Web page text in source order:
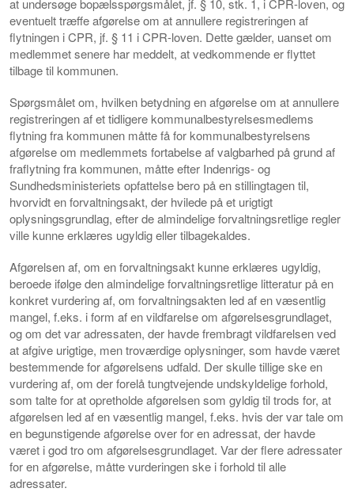
at undersøge bopælsspørgsmålet, jf. § 10, stk. 1, i CPR-loven, og
eventuelt træffe afgørelse om at annullere registreringen af
flytningen i CPR, jf. § 11 i CPR-loven. Dette gælder, uanset om
medlemmet senere har meddelt, at vedkommende er flyttet
tilbage til kommunen.
Spørgsmålet om, hvilken betydning en afgørelse om at annullere
registreringen af et tidligere kommunalbestyrelsesmedlems
flytning fra kommunen måtte få for kommunalbestyrelsens
afgørelse om medlemmets fortabelse af valgbarhed på grund af
fraflytning fra kommunen, måtte efter Indenrigs- og
Sundhedsministeriets opfattelse bero på en stillingtagen til,
hvorvidt en forvaltningsakt, der hvilede på et urigtigt
oplysningsgrundlag, efter de almindelige forvaltningsretlige regler
ville kunne erklæres ugyldig eller tilbagekaldes.
Afgørelsen af, om en forvaltningsakt kunne erklæres ugyldig,
beroede ifølge den almindelige forvaltningsretlige litteratur på en
konkret vurdering af, om forvaltningsakten led af en væsentlig
mangel, f.eks. i form af en vildfarelse om afgørelsesgrundlaget,
og om det var adressaten, der havde frembragt vildfarelsen ved
at afgive urigtige, men troværdige oplysninger, som havde været
bestemmende for afgørelsens udfald. Der skulle tillige ske en
vurdering af, om der forelå tungtvejende undskyldelige forhold,
som talte for at opretholde afgørelsen som gyldig til trods for, at
afgørelsen led af en væsentlig mangel, f.eks. hvis der var tale om
en begunstigende afgørelse over for en adressat, der havde
været i god tro om afgørelsesgrundlaget. Var der flere adressater
for en afgørelse, måtte vurderingen ske i forhold til alle
adressater.